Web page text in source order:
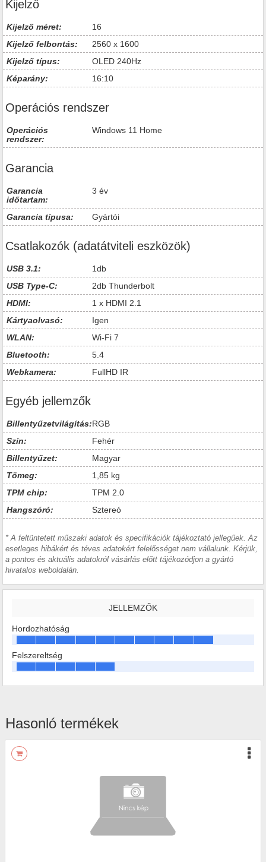
Kijelző
Kijelző méret:
16
Kijelző felbontás:
2560 x 1600
Kijelző típus:
OLED 240Hz
Képarány:
16:10
Operációs rendszer
Operációs
rendszer:
Windows 11 Home
Garancia
Garancia
időtartam:
3 év
Garancia típusa: Gyártói
Csatlakozók (adatátviteli eszközök)
USB 3.1:
1db
USB Type-C:
2db Thunderbolt
HDMI:
1 x HDMI 2.1
Kártyaolvasó:
Igen
WLAN:
Wi-Fi 7
Bluetooth:
5.4
Webkamera:
FullHD IR
Egyéb jellemzők
Billentyűzetvilágítás:RGB
Szín:
Fehér
Billentyűzet:
Magyar
Tömeg:
1,85 kg
TPM chip:
TPM 2.0
Hangszóró:
Sztereó
* A feltüntetett műszaki adatok és specifikációk tájékoztató jellegűek. Az
esetleges hibákért és téves adatokért felelősséget nem vállalunk. Kérjük,
a pontos és aktuális adatokról vásárlás előtt tájékozódjon a gyártó
hivatalos weboldalán.
JELLEMZŐK
Hordozhatóság
Felszereltség
Hasonló termékek